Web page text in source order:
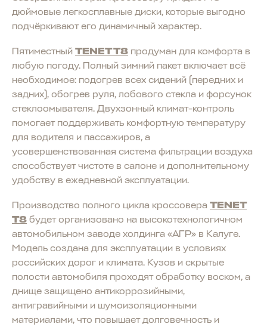
дюймовые легкосплавные диски, которые выгодно
подчёркивают его динамичный характер.
Пятиместный TENET T8 продуман для комфорта в
любую погоду. Полный зимний пакет включает всё
необходимое: подогрев всех сидений (передних и
задних), обогрев руля, лобового стекла и форсунок
стеклоомывателя. Двухзонный климат-контроль
помогает поддерживать комфортную температуру
для водителя и пассажиров, а
усовершенствованная система фильтрации воздуха
способствует чистоте в салоне и дополнительному
удобству в ежедневной эксплуатации.
Производство полного цикла кроссовера TENET
T8 будет организовано на высокотехнологичном
автомобильном заводе холдинга «АГР» в Калуге.
Модель создана для эксплуатации в условиях
российских дорог и климата. Кузов и скрытые
полости автомобиля проходят обработку воском, а
днище защищено антикоррозийными,
антигравийными и шумоизоляционными
материалами, что повышает долговечность и